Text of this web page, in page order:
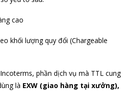
cao
khối lượng quy đổi (Chargeable
phần dịch vụ mà TTL cung
là EXW (giao hàng tại xưởng),